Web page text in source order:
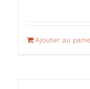
Ajouter au